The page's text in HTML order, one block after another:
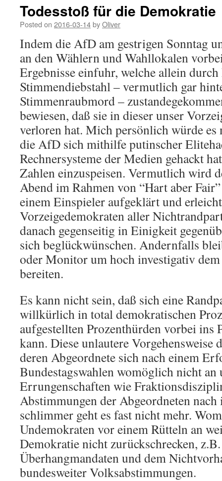
Todesstoß für die Demokratie
Posted on 2016-03-14byOliver
Indem die AfD am gestrigen Sonntag
an den Wählern und Wahllokalen
Ergebnisse einfuhr, welche allein
Stimmendiebstahl – vermutlich gar
Stimmenraubmord –
bewiesen, daß sie in dieser unser
verloren hat. Mich persönlich würde
die AfD sich mithilfe putinscher
Rechnersysteme der Medien gehackt
Zahlen einzuspeisen. Vermutlich wird
Abend im Rahmen von “Hart aber
einem Einspieler aufgeklärt und
Vorzeigedemokraten aller
danach gegenseitig in Einigkeit
sich beglückwünschen. Andernfalls
oder Monitor um hoch investigativ
bereiten.
Es kann nicht sein, daß sich eine
willkürlich in total demokratischen
aufgestellten Prozenthürden vorbei ins
kann. Diese unlautere Vorgehensweise
deren Abgeordnete sich nach einem
Bundestagswahlen womöglich nicht an
Errungenschaften wie
Abstimmungen der Abgeordneten nach
schlimmer geht es fast nicht mehr.
Undemokraten vor einem Rütteln an
Demokratie nicht zurückschrecken,
Überhangmandaten und dem
bundesweiter Volksabstimmungen.